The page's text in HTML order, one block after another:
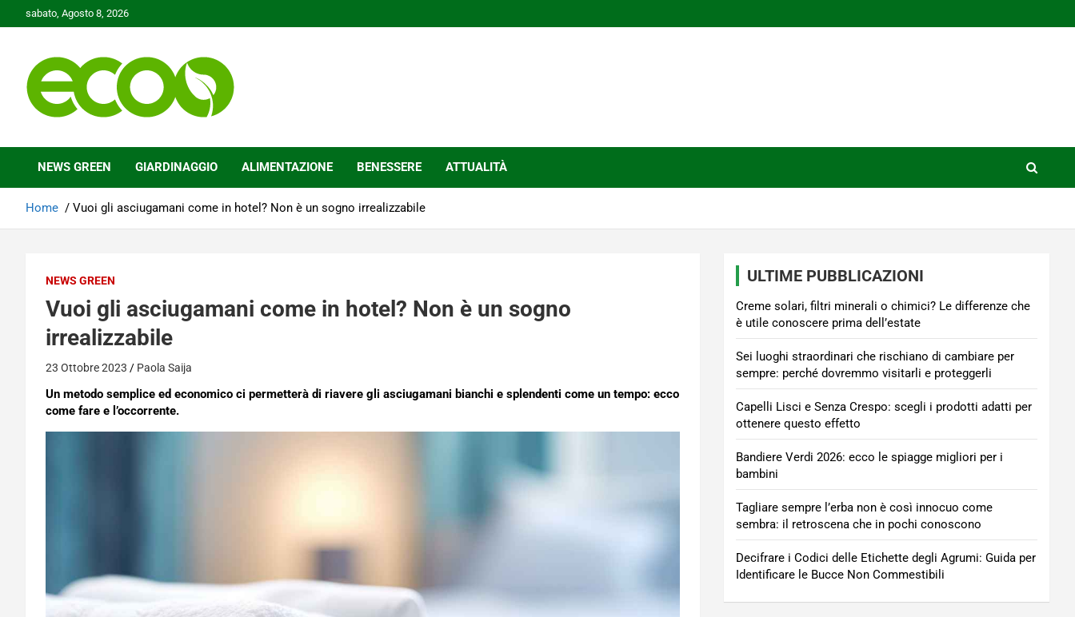
to
sabato, Agosto 8, 2026
Ecoo.it
NEWS GREEN GIARDINAGGIO ALIMENTAZIONE BENESSERE ATTUALITÀ
Home Vuoi gli asciugamani come in hotel? Non è un sogno irrealizzabile
NEWS GREEN
Vuoi gli asciugamani come in hotel? Non è un sogno
irrealizzabile
23 Ottobre 2023 Paola Saija
Un metodo semplice ed economico ci permetterà di riavere gli asciugamani bianchi e splendenti come un tempo: ecco
come fare e l’occorrente.
ULTIME PUBBLICAZIONI
Creme solari, filtri minerali o chimici? Le differenze che
è utile conoscere prima dell’estate
Sei luoghi straordinari che rischiano di cambiare per
sempre: perché dovremmo visitarli e proteggerli
Capelli Lisci e Senza Crespo: scegli i prodotti adatti per
ottenere questo effetto
Bandiere Verdi 2026: ecco le spiagge migliori per i
bambini
Tagliare sempre l’erba non è così innocuo come
sembra: il retroscena che in pochi conoscono
Decifrare i Codici delle Etichette degli Agrumi: Guida per
Identificare le Bucce Non Commestibili